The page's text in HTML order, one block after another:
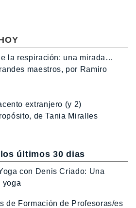
la respiración: una mirada…
maestros, por Ramiro
extranjero (y 2)
de Tania Miralles
últimos 30 dias
con Denis Criado: Una
yoga
de Formación de Profesoras/es